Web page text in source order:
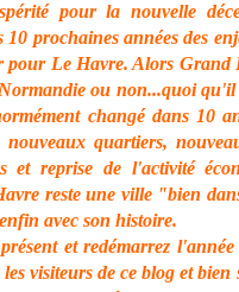
pour la nouvelle
prochaines années des
pour Le Havre. Alors Grand
ou non...quoi qu'il
changé dans 10
quartiers,
et reprise de l'activité
reste une ville "bien
avec son histoire.
et redémarrez
visiteurs de ce blog et bien